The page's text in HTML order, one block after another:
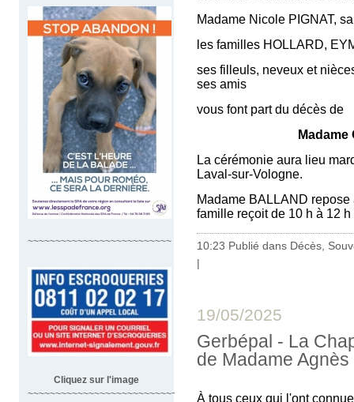
~~~~~~~~~~~~~~~~~~~~~~~~~~
Cliquez sur l'image
~~~~~~~~~~~~~~~~~~~~~~~~~~~~~~~~~~~~
Madame Nicole PIGNAT,
les familles HOLLARD,
ses filleuls, neveux et
ses amis
vous font part du décès de
Madame
La cérémonie aura lieu
Laval-sur-Vologne.
Madame BALLAND
famille reçoit de 10 h à 12
10:23 Publié dans Décès,
|
19/05/2025
Gerbépal - La
de Madame
À tous ceux qui l'ont